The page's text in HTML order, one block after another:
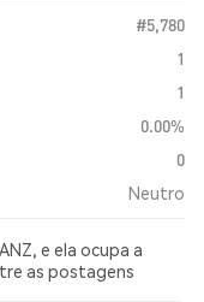
#5,780
1
1
0.00%
0
Neutro
e ela ocupa a
as postagens